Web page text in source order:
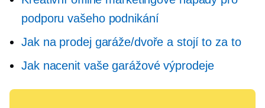
podporu vašeho podnikání
Jak na prodej garáže/dvoře a stojí to za to
Jak nacenit vaše garážové výprodeje